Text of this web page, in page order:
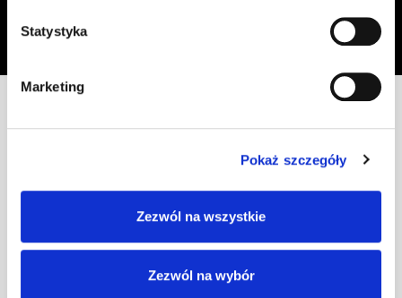
Statystyka
Marketing
Pokaż szczegóły
Zezwól na wszystkie
Zezwól na wybór
Oświadczam, że zapoznałem się z
przetwarzania moich danych osobowych, w celu przesyłania mi informacji o
+48 33 47 94 400
Nasz adres e-mail